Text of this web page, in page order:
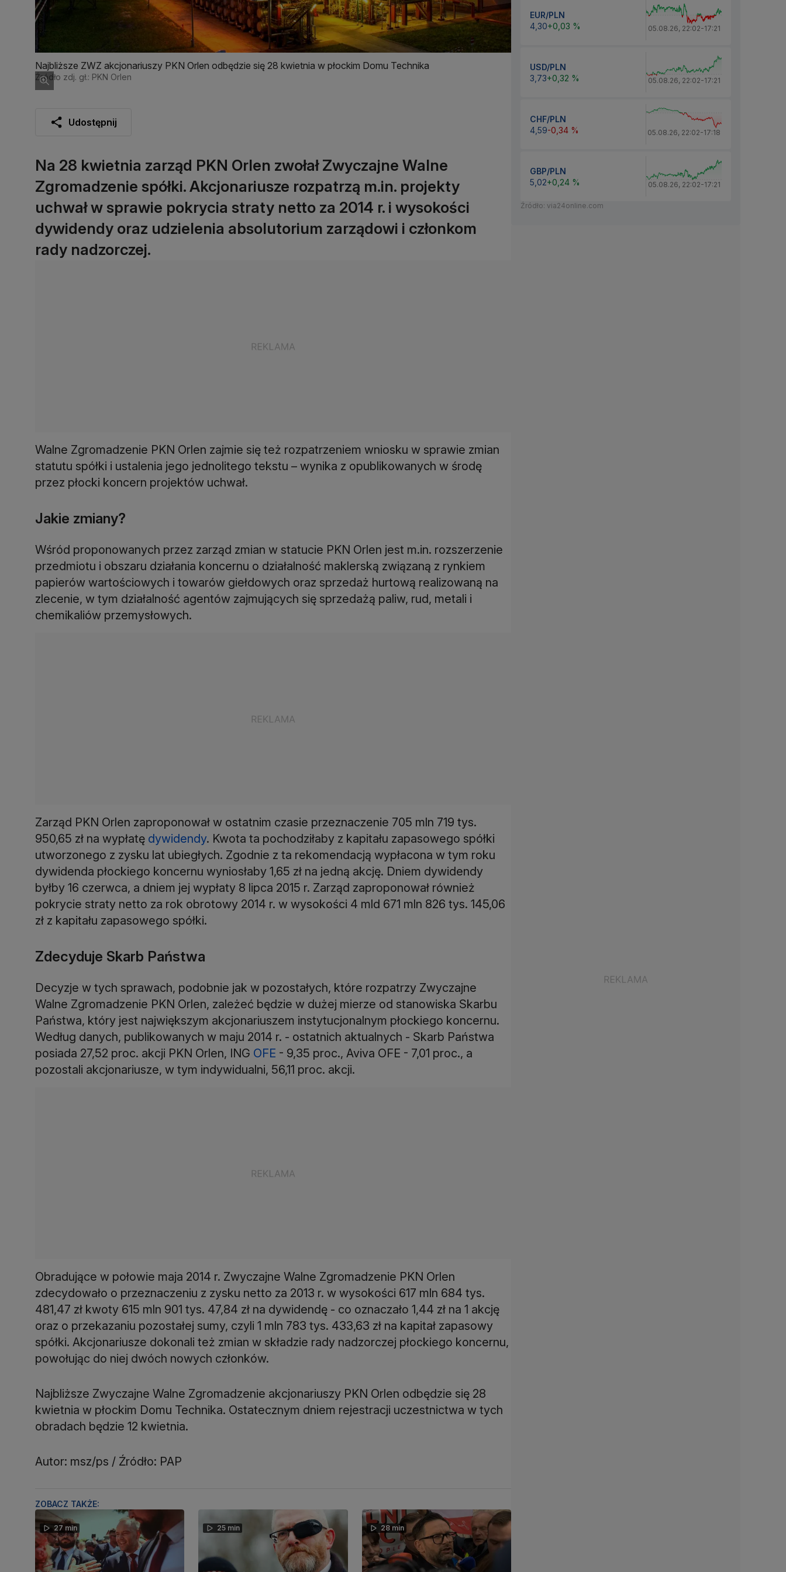
Najbliższe ZWZ akcjonariuszy PKN Orlen odbędzie się 28 kwietnia w płockim Domu Technika
Źródło zdj. gł.: PKN Orlen
Udostępnij
Na 28 kwietnia zarząd PKN Orlen zwołał Zwyczajne Walne
Zgromadzenie spółki. Akcjonariusze rozpatrzą m.in. projekty
uchwał w sprawie pokrycia straty netto za 2014 r. i wysokości
dywidendy oraz udzielenia absolutorium zarządowi i członkom
rady nadzorczej.
Walne Zgromadzenie PKN Orlen zajmie się też rozpatrzeniem wniosku w sprawie zmian
statutu spółki i ustalenia jego jednolitego tekstu – wynika z opublikowanych w środę
przez płocki koncern projektów uchwał.
Jakie zmiany?
Wśród proponowanych przez zarząd zmian w statucie PKN Orlen jest m.in. rozszerzenie
przedmiotu i obszaru działania koncernu o działalność maklerską związaną z rynkiem
papierów wartościowych i towarów giełdowych oraz sprzedaż hurtową realizowaną na
zlecenie, w tym działalność agentów zajmujących się sprzedażą paliw, rud, metali i
chemikaliów przemysłowych.
Zarząd PKN Orlen zaproponował w ostatnim czasie przeznaczenie 705 mln 719 tys.
950,65 zł na wypłatę dywidendy. Kwota ta pochodziłaby z kapitału zapasowego spółki
utworzonego z zysku lat ubiegłych. Zgodnie z ta rekomendacją wypłacona w tym roku
dywidenda płockiego koncernu wyniosłaby 1,65 zł na jedną akcję. Dniem dywidendy
byłby 16 czerwca, a dniem jej wypłaty 8 lipca 2015 r. Zarząd zaproponował również
pokrycie straty netto za rok obrotowy 2014 r. w wysokości 4 mld 671 mln 826 tys. 145,06
zł z kapitału zapasowego spółki.
Zdecyduje Skarb Państwa
Decyzje w tych sprawach, podobnie jak w pozostałych, które rozpatrzy Zwyczajne
Walne Zgromadzenie PKN Orlen, zależeć będzie w dużej mierze od stanowiska Skarbu
Państwa, który jest największym akcjonariuszem instytucjonalnym płockiego koncernu.
Według danych, publikowanych w maju 2014 r. - ostatnich aktualnych - Skarb Państwa
posiada 27,52 proc. akcji PKN Orlen, ING OFE - 9,35 proc., Aviva OFE - 7,01 proc., a
pozostali akcjonariusze, w tym indywidualni, 56,11 proc. akcji.
Obradujące w połowie maja 2014 r. Zwyczajne Walne Zgromadzenie PKN Orlen
zdecydowało o przeznaczeniu z zysku netto za 2013 r. w wysokości 617 mln 684 tys.
481,47 zł kwoty 615 mln 901 tys. 47,84 zł na dywidendę - co oznaczało 1,44 zł na 1 akcję
oraz o przekazaniu pozostałej sumy, czyli 1 mln 783 tys. 433,63 zł na kapitał zapasowy
spółki. Akcjonariusze dokonali też zmian w składzie rady nadzorczej płockiego koncernu,
powołując do niej dwóch nowych członków.
Najbliższe Zwyczajne Walne Zgromadzenie akcjonariuszy PKN Orlen odbędzie się 28
kwietnia w płockim Domu Technika. Ostatecznym dniem rejestracji uczestnictwa w tych
obradach będzie 12 kwietnia.
Autor: msz/ps / Źródło: PAP
ZOBACZ TAKŻE:
27 min 25 min 28 min
EUR/PLN
4,30+0,03 % 05.08.26, 22:02-17:21
USD/PLN
3,73+0,32 % 05.08.26, 22:02-17:21
CHF/PLN
4,59-0,34 % 05.08.26, 22:02-17:18
GBP/PLN
5,02+0,24 % 05.08.26, 22:02-17:21
Źródło: via24online.com